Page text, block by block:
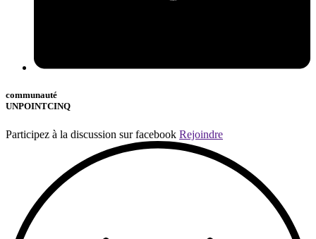
communauté
UNPOINTCINQ
Participez à la discussion sur facebook Rejoindre